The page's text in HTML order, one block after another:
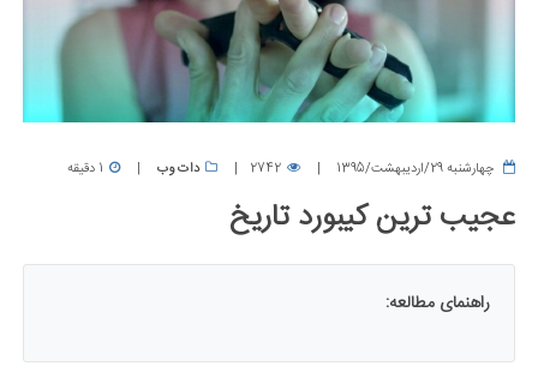
چهارشنبه 29/اردیبهشت/1395 2742 دات وب 1 دقیقه
عجیب ترین کیبورد تاریخ
راهنمای مطالعه: